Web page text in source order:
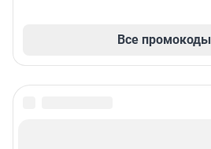
Все промокоды